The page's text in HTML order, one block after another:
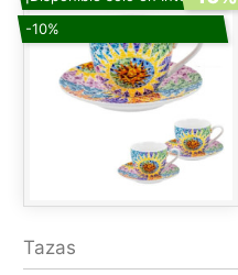
-10%
Tazas